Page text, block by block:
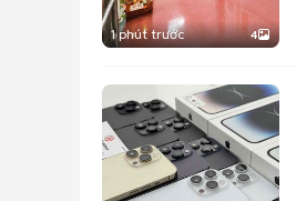
1 phút trước 4